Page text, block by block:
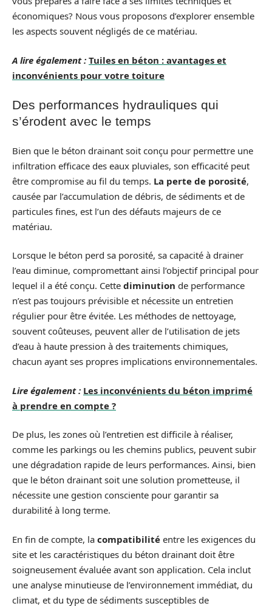
économiques? Nous vous proposons d’explorer ensemble
les aspects souvent négligés de ce matériau.
A lire également : Tuiles en béton : avantages et
inconvénients pour votre toiture
Des performances hydrauliques qui
s’érodent avec le temps
Bien que le béton drainant soit conçu pour permettre une
infiltration efficace des eaux pluviales, son efficacité peut
être compromise au fil du temps. La perte de porosité,
causée par l’accumulation de débris, de sédiments et de
particules fines, est l’un des défauts majeurs de ce
matériau.
Lorsque le béton perd sa porosité, sa capacité à drainer
l’eau diminue, compromettant ainsi l’objectif principal pour
lequel il a été conçu. Cette diminution de performance
n’est pas toujours prévisible et nécessite un entretien
régulier pour être évitée. Les méthodes de nettoyage,
souvent coûteuses, peuvent aller de l’utilisation de jets
d’eau à haute pression à des traitements chimiques,
chacun ayant ses propres implications environnementales.
Lire également : Les inconvénients du béton imprimé
à prendre en compte ?
De plus, les zones où l’entretien est difficile à réaliser,
comme les parkings ou les chemins publics, peuvent subir
une dégradation rapide de leurs performances. Ainsi, bien
que le béton drainant soit une solution prometteuse, il
nécessite une gestion consciente pour garantir sa
durabilité à long terme.
En fin de compte, la compatibilité entre les exigences du
site et les caractéristiques du béton drainant doit être
soigneusement évaluée avant son application. Cela inclut
une analyse minutieuse de l’environnement immédiat, du
climat, et du type de sédiments susceptibles de